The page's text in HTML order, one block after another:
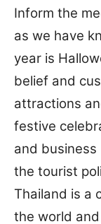
Inform the
as we have
year is
belief and
attractions
festive
and
the tourist
Thailand is a
the world